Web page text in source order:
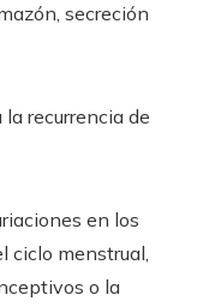
secreción
recurrencia de
en los
ciclo menstrual,
o la